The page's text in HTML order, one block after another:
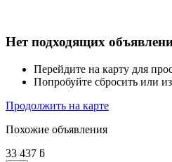
Нет подходящих
Перейдите на карту для
Попробуйте сбросить или
Продолжить на карте
Похожие объявления
33 437 ƃ